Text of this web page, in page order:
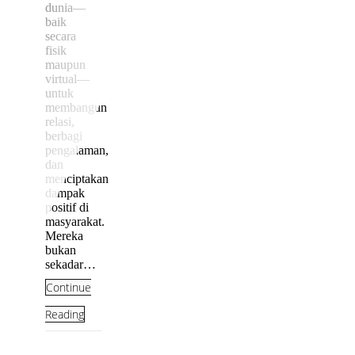
dunia—
baik
secara
fisik
maupun
virtual—
untuk
membangun
relasi,
berbagi
pengalaman,
dan
menciptakan
dampak
positif di
masyarakat.
Mereka
bukan
sekadar…
Continue
Reading